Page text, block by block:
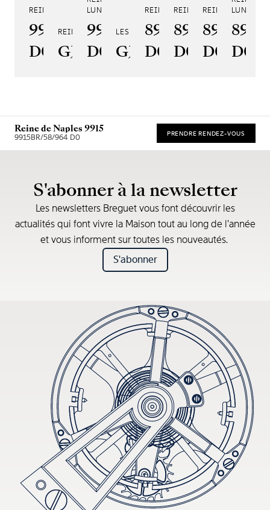
REINE DE NAPLES 9915
9915BB/58/964
D0
REINE DE NAPLES PERLES IMPÉRIALES
GJ29BH89254DD5J4
LUNE 9935
9935BH/4Y/J40
D0
LES JARDINS DU PETIT TRIANON
GJE25BH20.8985DB
REINE DE NAPLES 8925
8925BH/5W/J40
D0
REINE DE NAPLES 8918
8918BB/5D/
D0
REINE DE
D0
LUNE
Reine de Naples 9915
9915BR/58/964 D0 PRENDRE RENDEZ-VOUS
S'abonner à la newsletter
Les newsletters Breguet vous font découvrir les
actualités qui font vivre la Maison tout au long de l’année
et vous informent sur toutes les nouveautés.
S'abonner